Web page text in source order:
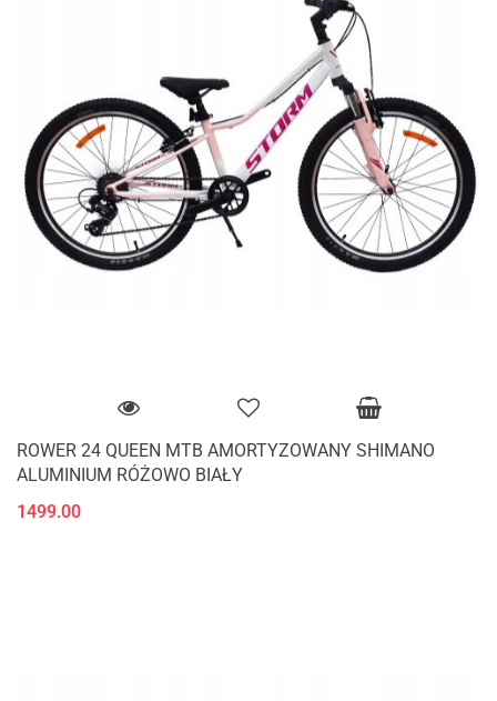
ROWER 24 QUEEN MTB AMORTYZOWANY SHIMANO
ALUMINIUM RÓŻOWO BIAŁY
1499.00